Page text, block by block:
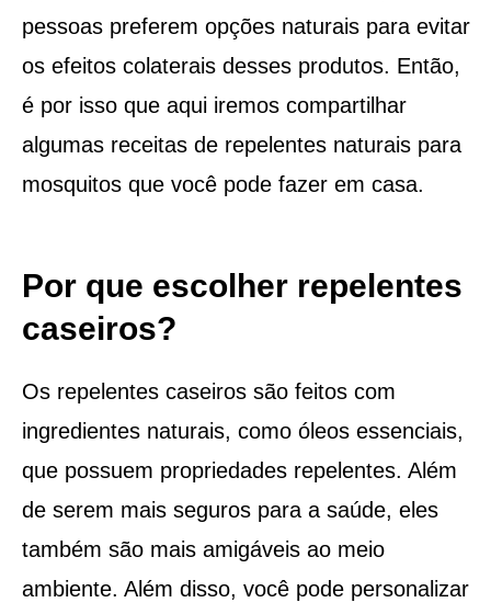
pessoas preferem opções naturais para evitar
os efeitos colaterais desses produtos. Então,
é por isso que aqui iremos compartilhar
algumas receitas de repelentes naturais para
mosquitos que você pode fazer em casa.
Por que escolher repelentes
caseiros?
Os repelentes caseiros são feitos com
ingredientes naturais, como óleos essenciais,
que possuem propriedades repelentes. Além
de serem mais seguros para a saúde, eles
também são mais amigáveis ao meio
ambiente. Além disso, você pode personalizar